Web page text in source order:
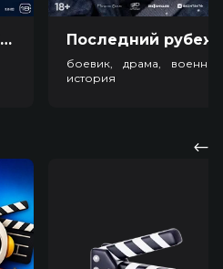
Во власти страха (18+)
боевик, драма,
история